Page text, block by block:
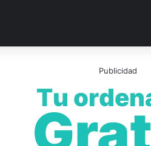
Publicidad